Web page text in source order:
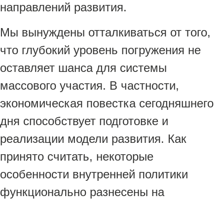
направлений развития.
Мы вынуждены отталкиваться от того,
что глубокий уровень погружения не
оставляет шанса для системы
массового участия. В частности,
экономическая повестка сегодняшнего
дня способствует подготовке и
реализации модели развития. Как
принято считать, некоторые
особенности внутренней политики
функционально разнесены на